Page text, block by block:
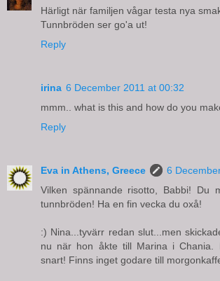
Härligt när familjen vågar testa nya
Tunnbröden ser go'a ut!
Reply
irina 6 December 2011 at 00:32
mmm.. what is this and how do you
Reply
Eva in Athens, Greece
6
Vilken spännande risotto, Babbi! Du
tunnbröden! Ha en fin vecka du oxå!
:) Nina...tyvärr redan slut...men
nu när hon åkte till Marina i Chania.
snart! Finns inget godare till